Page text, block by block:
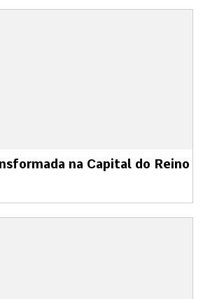
na Capital do Reino